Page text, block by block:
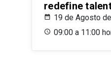
redefine
19 de Agosto
09:00 a 11:00